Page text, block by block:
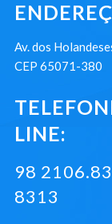
Av. dos
CEP 65071-380
LINE:
98
8313